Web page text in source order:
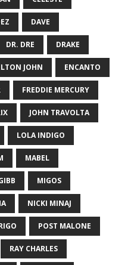
DAVE
DR. DRE DRAKE
JOHN ENCANTO
FREDDIE MERCURY
JOHN TRAVOLTA
LOLA INDIGO
MABEL
MIGOS
NICKI MINAJ
POST MALONE
RAY CHARLES